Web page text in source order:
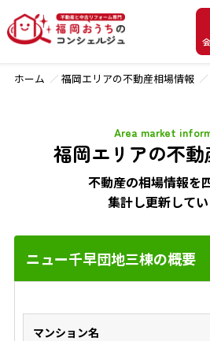
ホーム 福岡エリアの不動産相場情報
福岡エリアの不
Area market
不動産の相場情報を
集計し更新してい
ニュー千早団地三棟の概要
マンション名